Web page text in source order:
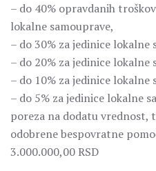
– do 40% opravdanih
lokalne samouprave,
– do 30% za jedinice
– do 20% za jedinice
– do 10% za jedinice
– do 5% za jedinice lokalne
poreza na dodatu vrednost,
odobrene bespovratne
3.000.000,00 RSD